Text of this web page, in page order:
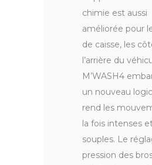
chimie est aussi
améliorée pour
de caisse, les
l’arrière du
M’WASH4
un nouveau
rend les
la fois intenses
souples. Le
pression des